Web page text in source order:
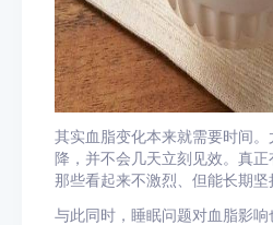
其实血脂变化本来就需要时间
降，并不会几天立刻见效。真
那些看起来不激烈、但能长期坚
与此同时，睡眠问题对血脂影响